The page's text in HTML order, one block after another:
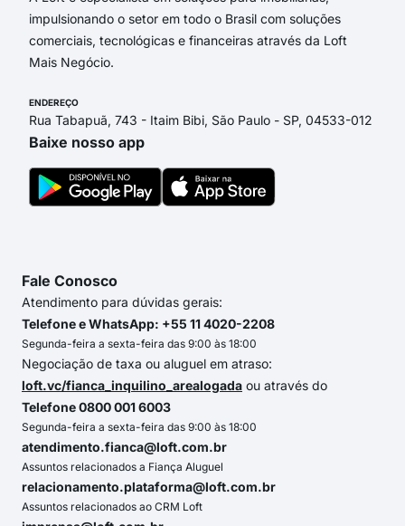
impulsionando o setor em todo o Brasil com soluções
comerciais, tecnológicas e financeiras através da Loft
Mais Negócio.
ENDEREÇO
Rua Tabapuã, 743 - Itaim Bibi, São Paulo - SP, 04533-012
Baixe nosso app
Fale Conosco
Atendimento para dúvidas gerais:
Telefone e WhatsApp: +55 11 4020-2208
Segunda-feira a sexta-feira das 9:00 às 18:00
Negociação de taxa ou aluguel em atraso:
loft.vc/fianca_inquilino_arealogada ou através do
Telefone 0800 001 6003
Segunda-feira a sexta-feira das 9:00 às 18:00
atendimento.fianca@loft.com.br
Assuntos relacionados a Fiança Aluguel
relacionamento.plataforma@loft.com.br
Assuntos relacionados ao CRM Loft